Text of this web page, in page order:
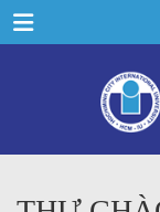
Menu